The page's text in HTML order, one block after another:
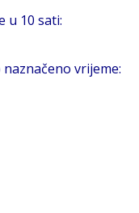
u 10 sati:
vrijeme: